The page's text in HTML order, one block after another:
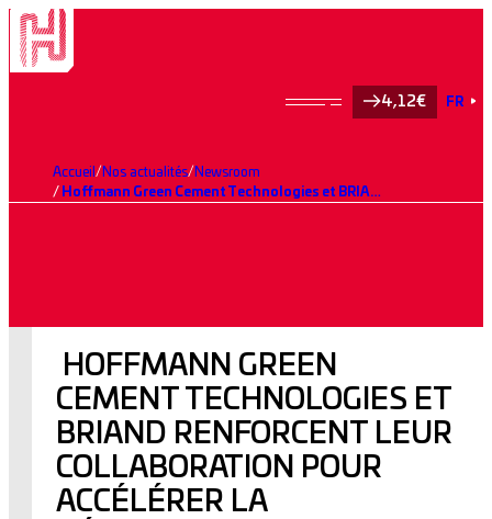
4,12€ FR
Accueil Nos actualités
Newsroom
Hoffmann Green Cement Technologies et BRIAND renforcent leur collaboration pour accélérer la décarbonation du secteur de la construction
HOFFMANN GREEN
CEMENT TECHNOLOGIES ET
BRIAND RENFORCENT LEUR
COLLABORATION POUR
ACCÉLÉRER LA